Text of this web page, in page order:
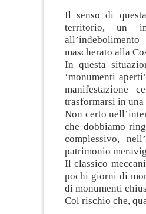
Il senso di
territorio, un
mascherato alla
In questa
‘monumenti
manifestazione
trasformarsi in una
Non certo
che dobbiamo
complessivo,
patrimonio
Il classico
pochi giorni di
di monumenti
Col rischio che,